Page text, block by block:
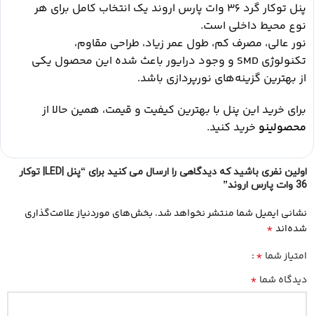
پنل توکار گرد 36 وات پارس اروند یک انتخاب کامل برای هر
نوع محیط داخلی است.
نور عالی، مصرف کم، طول عمر زیاد، طراحی مقاوم،
تکنولوژی SMD و وجود درایور باعث شده این محصول یکی
از بهترین گزینه‌های نورپردازی باشد.
برای خرید این پنل با بهترین کیفیت و قیمت، همین حالا از
محصولینو خرید کنید.
اولین نفری باشید که دیدگاهی را ارسال می کنید برای “پنل |LED| توکار
36 وات پارس اروند”
نشانی ایمیل شما منتشر نخواهد شد. بخش‌های موردنیاز علامت‌گذاری
شده‌اند*
امتیاز شما *
دیدگاه شما *